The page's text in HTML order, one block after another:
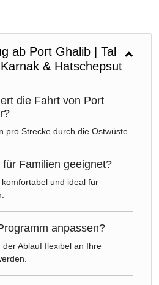
ab Port Ghalib | Tal
& Hatschepsut
die Fahrt von Port
pro Strecke durch die Ostwüste.
für Familien geeignet?
und ideal für
anpassen?
Ablauf flexibel an Ihre